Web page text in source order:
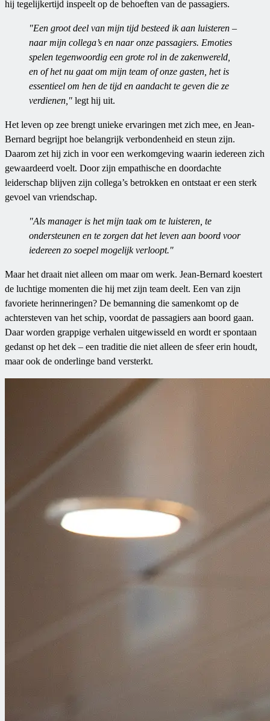
hij tegelijkertijd inspeelt op de behoeften van de passagiers.
"Een groot deel van mijn tijd besteed ik aan luisteren –
naar mijn collega’s en naar onze passagiers. Emoties
spelen tegenwoordig een grote rol in de zakenwereld,
en of het nu gaat om mijn team of onze gasten, het is
essentieel om hen de tijd en aandacht te geven die ze
verdienen," legt hij uit.
Het leven op zee brengt unieke ervaringen met zich mee, en Jean-
Bernard begrijpt hoe belangrijk verbondenheid en steun zijn.
Daarom zet hij zich in voor een werkomgeving waarin iedereen zich
gewaardeerd voelt. Door zijn empathische en doordachte
leiderschap blijven zijn collega’s betrokken en ontstaat er een sterk
gevoel van vriendschap.
"Als manager is het mijn taak om te luisteren, te
ondersteunen en te zorgen dat het leven aan boord voor
iedereen zo soepel mogelijk verloopt."
Maar het draait niet alleen om maar om werk. Jean-Bernard koestert
de luchtige momenten die hij met zijn team deelt. Een van zijn
favoriete herinneringen? De bemanning die samenkomt op de
achtersteven van het schip, voordat de passagiers aan boord gaan.
Daar worden grappige verhalen uitgewisseld en wordt er spontaan
gedanst op het dek – een traditie die niet alleen de sfeer erin houdt,
maar ook de onderlinge band versterkt.